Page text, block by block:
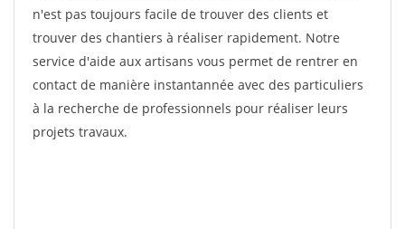
n'est pas toujours facile de trouver des clients et
trouver des chantiers à réaliser rapidement. Notre
service d'aide aux artisans vous permet de rentrer en
contact de manière instantannée avec des particuliers
à la recherche de professionnels pour réaliser leurs
projets travaux.